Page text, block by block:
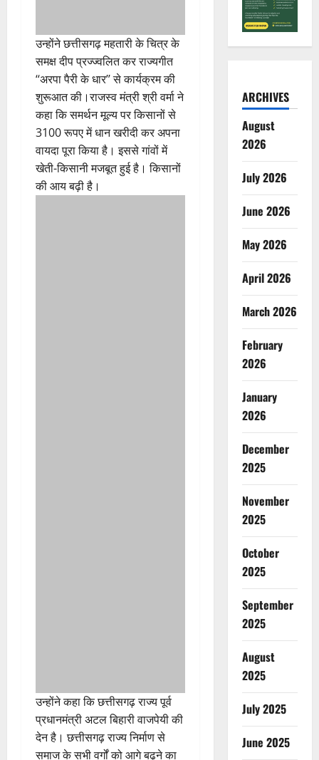
उन्होंने छत्तीसगढ़ महतारी के चित्र के
समक्ष दीप प्रज्ज्वलित कर राज्यगीत
‘‘अरपा पैरी के धार’’ से कार्यक्रम की
शुरूआत की।राजस्व मंत्री श्री वर्मा ने
कहा कि समर्थन मूल्य पर किसानों से
3100 रूपए में धान खरीदी कर अपना
वायदा पूरा किया है। इससे गांवों में
खेती-किसानी मजबूत हुई है। किसानों
की आय बढ़ी है।
उन्होंने कहा कि छत्तीसगढ़ राज्य पूर्व
प्रधानमंत्री अटल बिहारी वाजपेयी की
देन है। छत्तीसगढ़ राज्य निर्माण से
समाज के सभी वर्गों को आगे बढ़ने का
ARCHIVES
August
2026
July 2026
June 2026
May 2026
April 2026
March 2026
February
2026
January
2026
December
2025
November
2025
October
2025
September
2025
August
2025
July 2025
June 2025